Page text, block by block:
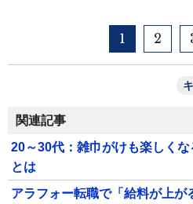
1 2
関連記事
20～30代：雑巾がけも楽しくな
とは
アラフォー転職で「給料が上が